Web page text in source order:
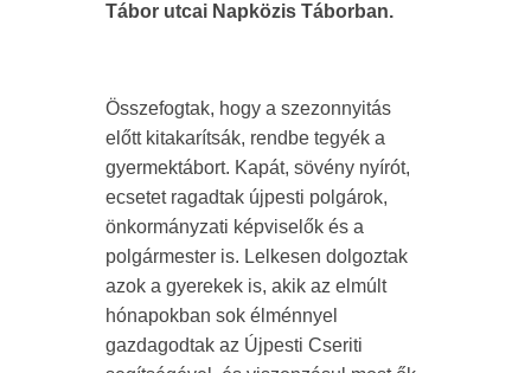
Tábor utcai Napközis Táborban.
Összefogtak, hogy a szezonnyitás
előtt kitakarítsák, rendbe tegyék a
gyermektábort. Kapát, sövény nyírót,
ecsetet ragadtak újpesti polgárok,
önkormányzati képviselők és a
polgármester is. Lelkesen dolgoztak
azok a gyerekek is, akik az elmúlt
hónapokban sok élménnyel
gazdagodtak az Újpesti Cseriti